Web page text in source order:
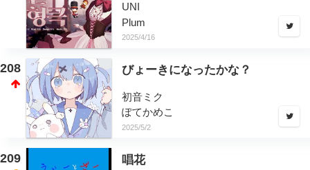
UNI
Plum
2025/4/16
208 びょーきになったかな？
初音ミク
ぽてかめこ
2025/5/2
209 唱花